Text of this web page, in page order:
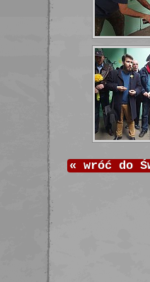
« wróć do